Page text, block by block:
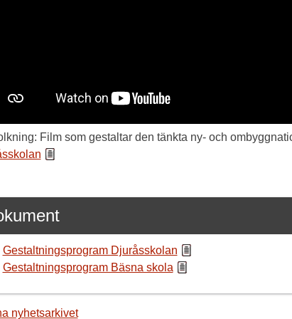
Film som gestaltar den tänkta ny- och
Gestaltningsprogram Djuråsskolan
Gestaltningsprogram Bäsna skola
nyhetsarkivet